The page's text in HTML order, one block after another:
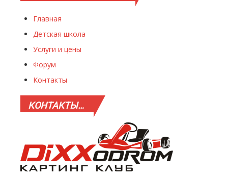
Главная
Детская школа
Услуги и цены
Форум
Контакты
КОНТАКТЫ…